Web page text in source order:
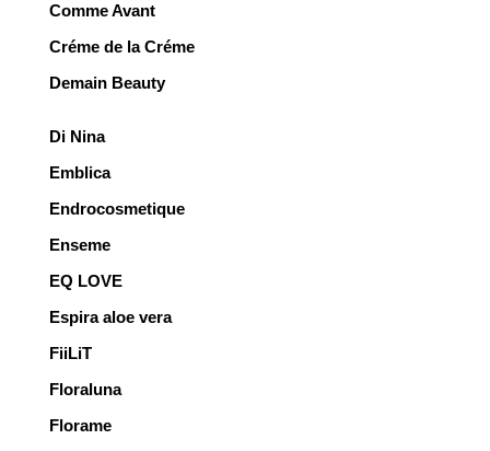
Comme Avant
Créme de la Créme
Demain Beauty
Di Nina
Emblica
Endrocosmetique
Enseme
EQ LOVE
Espira aloe vera
FiiLiT
Floraluna
Florame